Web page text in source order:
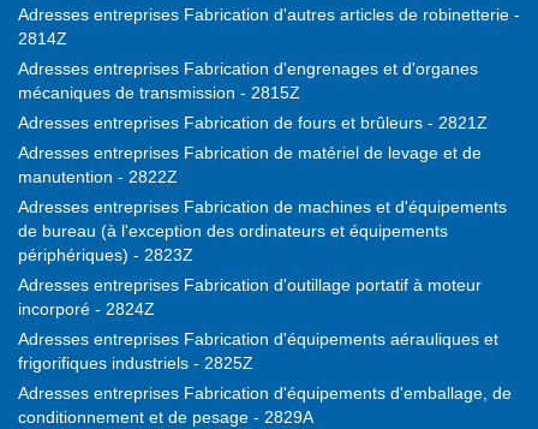
Adresses entreprises Fabrication d'autres articles de robinetterie -
2814Z
Adresses entreprises Fabrication d'engrenages et d'organes
mécaniques de transmission - 2815Z
Adresses entreprises Fabrication de fours et brûleurs - 2821Z
Adresses entreprises Fabrication de matériel de levage et de
manutention - 2822Z
Adresses entreprises Fabrication de machines et d'équipements
de bureau (à l'exception des ordinateurs et équipements
périphériques) - 2823Z
Adresses entreprises Fabrication d'outillage portatif à moteur
incorporé - 2824Z
Adresses entreprises Fabrication d'équipements aérauliques et
frigorifiques industriels - 2825Z
Adresses entreprises Fabrication d'équipements d'emballage, de
conditionnement et de pesage - 2829A